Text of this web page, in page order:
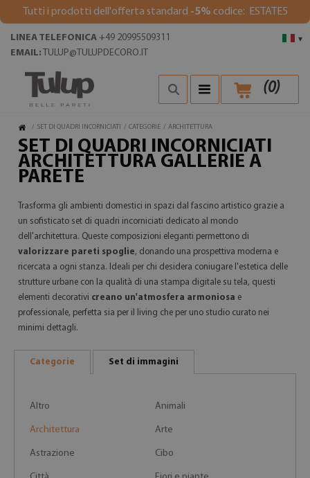
Tutti i prodotti dell'offerta standard -5% codice: ESTATE5
▾
LINEA TELEFONICA +49 20995509311
EMAIL: TULUP@TULUPDECORO.IT
(0)
/ SET DI QUADRI INCORNICIATI / CATEGORIE / ARCHITETTURA
SET DI QUADRI INCORNICIATI
ARCHITETTURA GALLERIE A
PARETE
Trasforma gli ambienti domestici in spazi dal fascino artistico grazie a
un sofisticato set di quadri incorniciati dedicato al mondo
dell'architettura. Queste composizioni eleganti permettono di
valorizzare pareti spoglie, donando una prospettiva moderna e
ricercata a ogni stanza. Ideali per chi desidera coniugare l'estetica delle
strutture urbane con la qualità di una stampa digitale su tela, questi
elementi decorativi creano un'atmosfera armoniosa e
professionale, perfetta sia per il living che per uno studio curato nei
minimi dettagli.
Categorie Set di immagini
Altro Animali
Architettura Arte
Astrazione Cibo